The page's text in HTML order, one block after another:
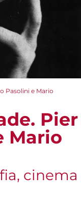
Pasolini e Mario
Pier
Mario
cinema